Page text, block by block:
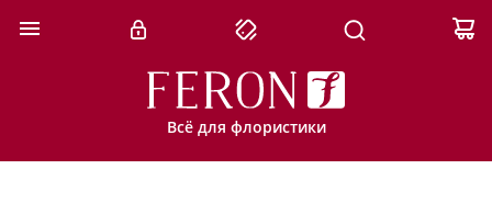
Всё для флористики